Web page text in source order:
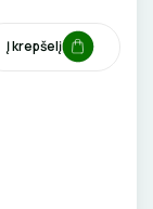
Į krepšelį